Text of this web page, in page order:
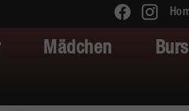
Mädchen